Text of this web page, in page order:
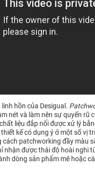
hồn của Desigual.
nét và làm nên sự quyến rũ
liệu đắp nổi được xử lý
kế có dụng ý ở một số vị
cách patchworking đầy màu
nhận được thái độ hoài nghi
dòng sản phẩm mê hoặc